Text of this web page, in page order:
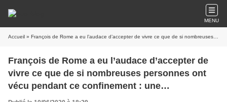
MENU
Accueil » François de Rome a eu l’audace d’accepter de vivre ce que de si nombreuses personnes ont vécu pendant ce confinement : une visioconférence
François de Rome a eu l’audace d’accepter de
vivre ce que de si nombreuses personnes ont
vécu pendant ce confinement : une
visioconférence